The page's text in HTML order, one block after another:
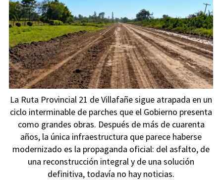
La Ruta Provincial 21 de Villafañe sigue atrapada en un
ciclo interminable de parches que el Gobierno presenta
como grandes obras. Después de más de cuarenta
años, la única infraestructura que parece haberse
modernizado es la propaganda oficial: del asfalto, de
una reconstrucción integral y de una solución
definitiva, todavía no hay noticias.